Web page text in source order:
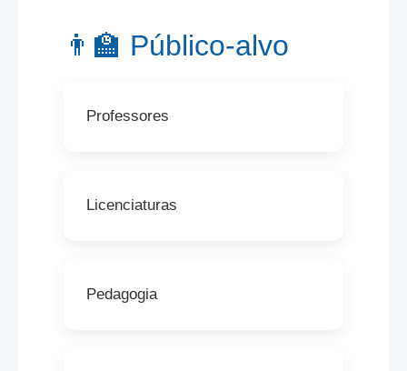
👨‍🏫 Público-alvo
Professores
Licenciaturas
Pedagogia